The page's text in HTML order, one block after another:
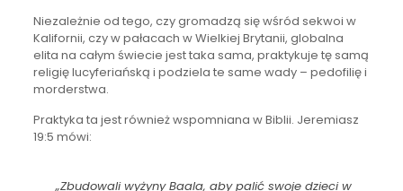
Niezależnie od tego, czy gromadzą się wśród sekwoi w
Kalifornii, czy w pałacach w Wielkiej Brytanii, globalna
elita na całym świecie jest taka sama, praktykuje tę samą
religię lucyferiańską i podziela te same wady – pedofilię i
morderstwa.
Praktyka ta jest również wspomniana w Biblii. Jeremiasz
19:5 mówi:
„Zbudowali wyżyny Baala, aby palić swoje dzieci w